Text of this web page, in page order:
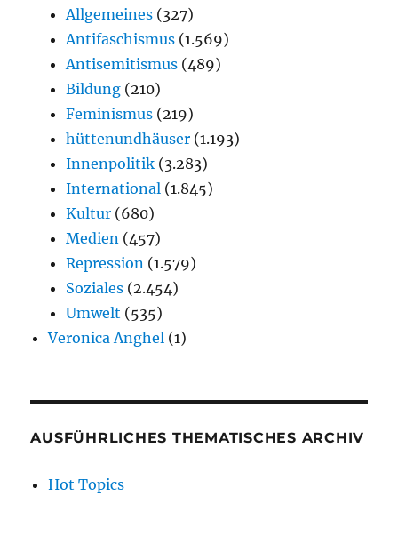
Allgemeines (327)
Antifaschismus (1.569)
Antisemitismus (489)
Bildung (210)
Feminismus (219)
hüttenundhäuser (1.193)
Innenpolitik (3.283)
International (1.845)
Kultur (680)
Medien (457)
Repression (1.579)
Soziales (2.454)
Umwelt (535)
Veronica Anghel (1)
AUSFÜHRLICHES THEMATISCHES ARCHIV
Hot Topics